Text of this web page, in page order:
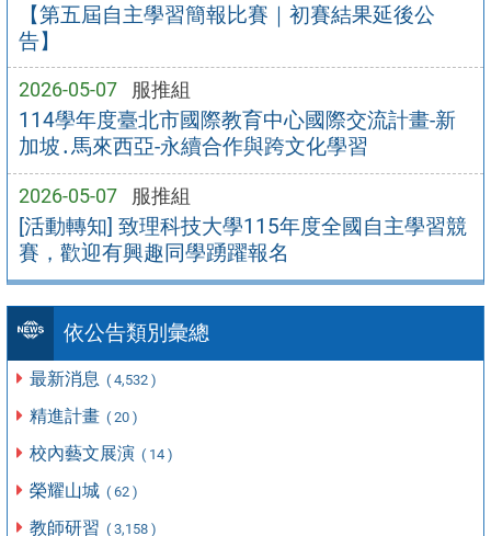
【第五屆自主學習簡報比賽｜初賽結果延後公
告】
2026-05-07 服推組
114學年度臺北市國際教育中心國際交流計畫-新
加坡․馬來西亞-永續合作與跨文化學習
2026-05-07 服推組
[活動轉知] 致理科技大學115年度全國自主學習競
賽，歡迎有興趣同學踴躍報名
依公告類別彙總
最新消息 ( 4,532 )
精進計畫 ( 20 )
校內藝文展演 ( 14 )
榮耀山城 ( 62 )
教師研習 ( 3,158 )